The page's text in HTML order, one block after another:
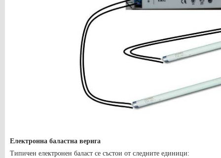
Електронна баластна верига
Типичен електронен баласт се състои от следните единици: